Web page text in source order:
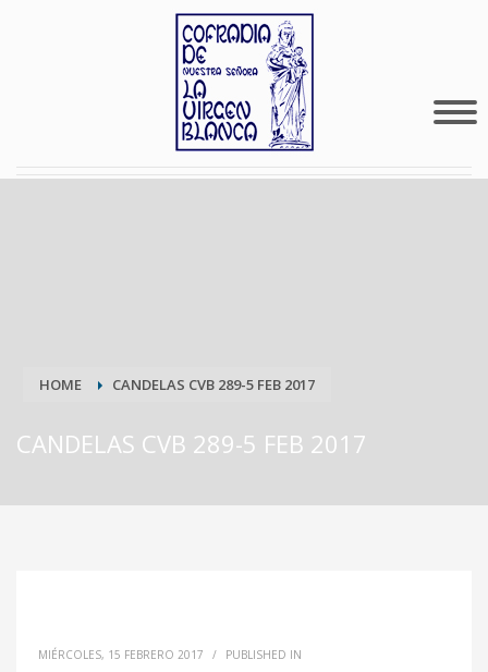
HOME CANDELAS CVB 289-5 FEB 2017
CANDELAS CVB 289-5 FEB 2017
MIÉRCOLES, 15 FEBRERO 2017 / PUBLISHED IN